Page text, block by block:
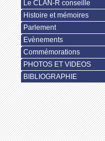
Le CLAN-R conseille
Histoire et mémoires
Parlement
Evènements
Commémorations
PHOTOS ET VIDEOS
BIBLIOGRAPHIE